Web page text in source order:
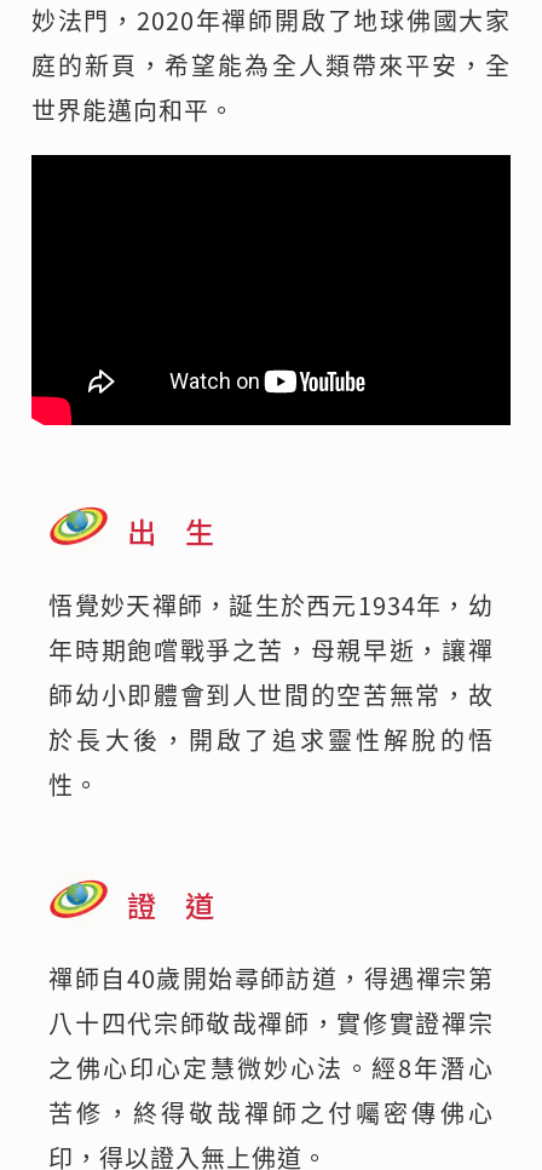
妙法門，2020年禪師開啟了地球佛國大家
庭的新頁，希望能為全人類帶來平安，全
世界能邁向和平。
出 生
悟覺妙天禪師，誕生於西元1934年，幼
年時期飽嚐戰爭之苦，母親早逝，讓禪
師幼小即體會到人世間的空苦無常，故
於長大後，開啟了追求靈性解脫的悟
性。
證 道
禪師自40歲開始尋師訪道，得遇禪宗第
八十四代宗師敬哉禪師，實修實證禪宗
之佛心印心定慧微妙心法。經8年潛心
苦修，終得敬哉禪師之付囑密傳佛心
印，得以證入無上佛道。